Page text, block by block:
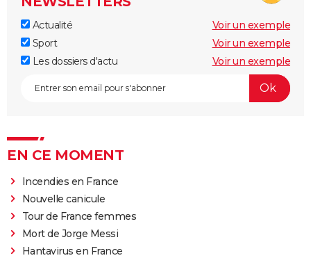
Actualité
Voir un exemple
Sport
Voir un exemple
Les dossiers d'actu
Voir un exemple
EN CE MOMENT
Incendies en France
Nouvelle canicule
Tour de France femmes
Mort de Jorge Messi
Hantavirus en France